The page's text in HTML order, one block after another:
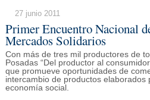
27 junio 2011
Primer Encuentro Nacional
Mercados Solidarios
Con más de tres mil productores de
Posadas “Del productor al
que promueve oportunidades de
intercambio de productos elaborados
economía social.